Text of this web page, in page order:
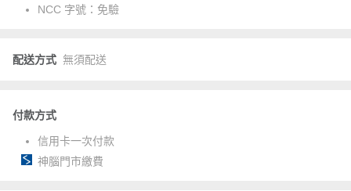
NCC 字號： 免驗
配送方式 無須配送
付款方式
信用卡一次付款
神腦門市繳費